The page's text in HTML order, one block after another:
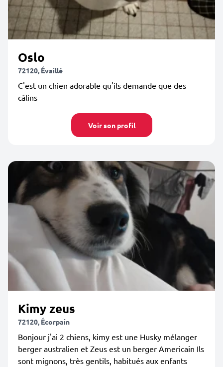
Oslo
72120, Évaillé
C'est un chien adorable qu'ils demande que des
câlins
Voir son profil
Kimy zeus
72120, Écorpain
Bonjour j'ai 2 chiens, kimy est une Husky mélanger
berger australien et Zeus est un berger Americain Ils
sont mignons, très gentils, habitués aux enfants